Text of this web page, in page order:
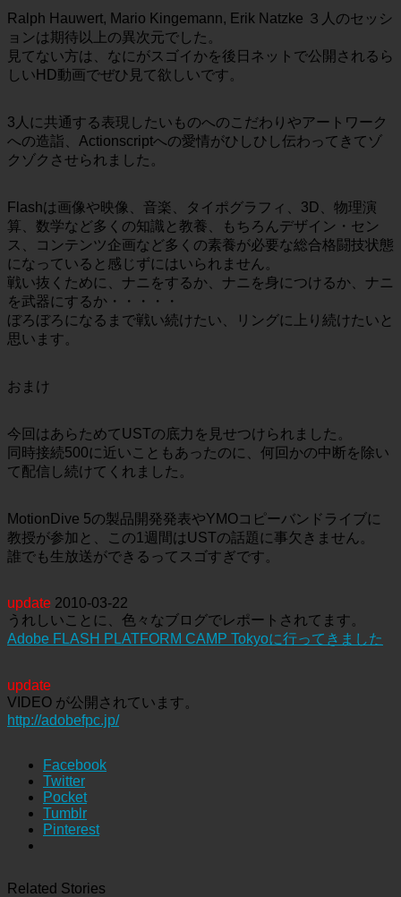
Ralph Hauwert, Mario Kingemann, Erik Natzke ３人のセッシ
ョンは期待以上の異次元でした。
見てない方は、なにがスゴイかを後日ネットで公開されるら
しいHD動画でぜひ見て欲しいです。
3人に共通する表現したいものへのこだわりやアートワーク
への造詣、Actionscriptへの愛情がひしひし伝わってきてゾ
クゾクさせられました。
Flashは画像や映像、音楽、タイポグラフィ、3D、物理演
算、数学など多くの知識と教養、もちろんデザイン・セン
ス、コンテンツ企画など多くの素養が必要な総合格闘技状態
になっていると感じずにはいられません。
戦い抜くために、ナニをするか、ナニを身につけるか、ナニ
を武器にするか・・・・・
ぼろぼろになるまで戦い続けたい、リングに上り続けたいと
思います。
おまけ
今回はあらためてUSTの底力を見せつけられました。
同時接続500に近いこともあったのに、何回かの中断を除い
て配信し続けてくれました。
MotionDive 5の製品開発発表やYMOコピーバンドライブに
教授が参加と、この1週間はUSTの話題に事欠きません。
誰でも生放送ができるってスゴすぎです。
update 2010-03-22
うれしいことに、色々なブログでレポートされてます。
Adobe FLASH PLATFORM CAMP Tokyoに行ってきました
update
VIDEO が公開されています。
http://adobefpc.jp/
Facebook
Twitter
Pocket
Tumblr
Pinterest
Related Stories